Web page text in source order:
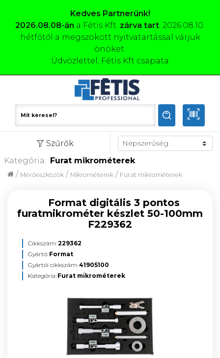
Kedves Partnerünk!
2026.08.08-án a Fétis Kft. zárva tart. 2026.08.10.
hétfőtől a megszokott nyitvatartással várjuk
önöket.
Üdvözlettel, Fétis Kft csapata
Szűrők
Kategória: Furat mikrométerek
Furat mikrométerek
/
Mikrométerek
/
Mérőeszközök
/
Format digitális 3 pontos
furatmikrométer készlet 50-100mm
F229362
Cikkszám:229362
Gyártó: Format
Gyártói cikkszám:41905100
Kategória: Furat mikrométerek